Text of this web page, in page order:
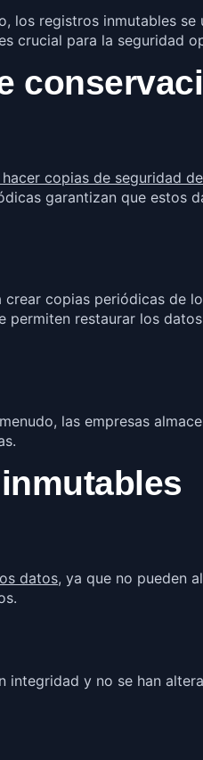
los registros inmutables
crucial para la seguridad
copias de seguridad
garantizan que estos
copias periódicas de
restaurar los
las empresas
datos, ya que no pueden
y no se han